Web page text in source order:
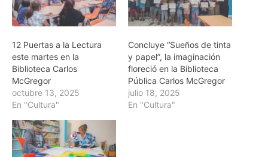
12 Puertas a la Lectura
este martes en la
Biblioteca Carlos
McGregor
octubre 13, 2025
En "Cultura"
Concluye “Sueños de tinta
y papel”, la imaginación
floreció en la Biblioteca
Pública Carlos McGregor
julio 18, 2025
En "Cultura"